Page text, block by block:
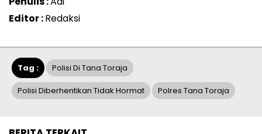
Editor :Redaksi
Tag : Polisi Di Tana Toraja
Polisi Diberhentikan Tidak Hormat Polres Tana Toraja